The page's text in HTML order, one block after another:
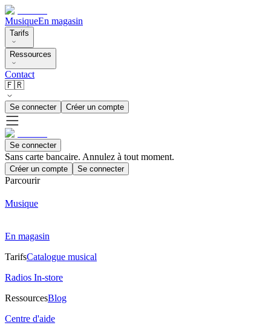
MusiqueEn magasin
Tarifs
Ressources
Contact
🇫🇷
Se connecter Créer un compte
Se connecter
Sans carte bancaire. Annulez à tout moment.
Créer un compte Se connecter
Parcourir
Musique
En magasin
TarifsCatalogue musical
Radios In-store
RessourcesBlog
Centre d'aide